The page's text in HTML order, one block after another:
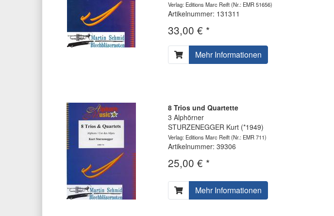
Verlag: Editions Marc Reift(Nr.: EMR 51656)
Artikelnummer: 131311
33,00 € *
Mehr Informationen
8 Trios und Quartette
3 Alphörner
STURZENEGGER Kurt (*1949)
Verlag: Editions Marc Reift(Nr.: EMR 711)
Artikelnummer: 39306
25,00 € *
Mehr Informationen